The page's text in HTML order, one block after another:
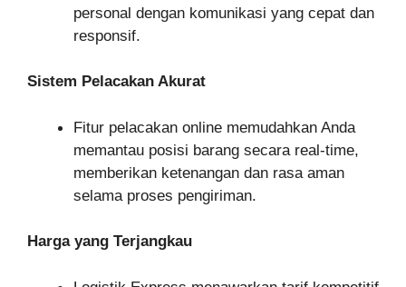
personal dengan komunikasi yang cepat dan
responsif.
Sistem Pelacakan Akurat
Fitur pelacakan online memudahkan Anda
memantau posisi barang secara real-time,
memberikan ketenangan dan rasa aman
selama proses pengiriman.
Harga yang Terjangkau